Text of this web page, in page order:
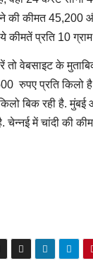
की कीमत 45,200
कीमतें प्रति 10
तो वेबसाइट के
रुपए प्रति किलो है.
बिक रही है. मुंबई
चेन्नई में चांदी की